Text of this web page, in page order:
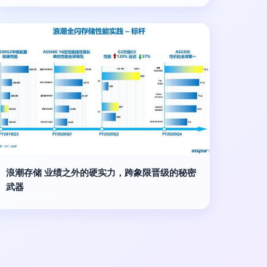
浪潮存储 业绩之外的硬实力，跨象限晋级的秘密
武器